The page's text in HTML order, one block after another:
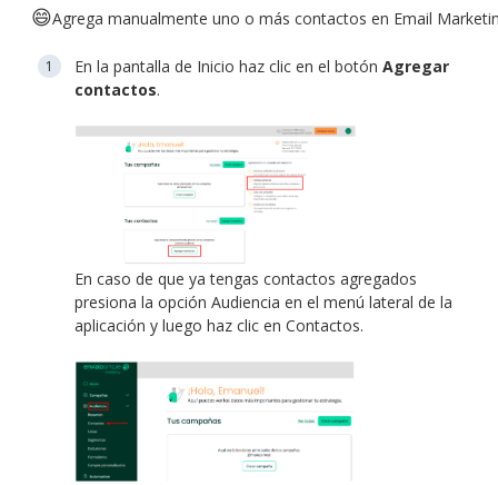
😄Agrega manualmente uno o más contactos en Email
En la pantalla de Inicio haz clic en el botón Agregar
contactos.
En caso de que ya tengas contactos agregados
presiona la opción Audiencia en el menú lateral de la
aplicación y luego haz clic en Contactos.